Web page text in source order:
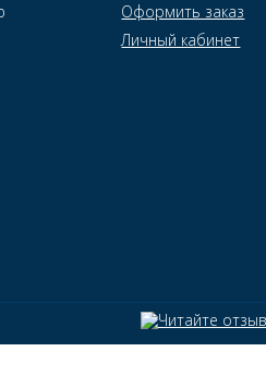
Оформить заказ
Личный кабинет